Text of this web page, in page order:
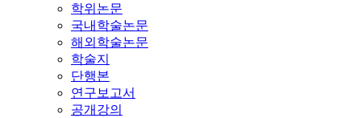
학위논문
국내학술논문
해외학술논문
학술지
단행본
연구보고서
공개강의